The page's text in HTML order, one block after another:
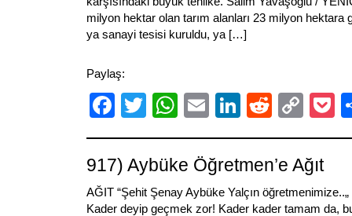
milyon hektar olan tarım alanları 23 milyon hektara
ya sanayi tesisi kuruldu, ya […]
Paylaş:
Facebook
TwitterWhatsApp
EmailLinkedIn
Reddit
Link
917) Aybüke Öğretmen’e Ağıt
AĞIT “Şehit Şenay Aybüke Yalçın
Kader deyip geçmek zor! Kader kader tamam da,